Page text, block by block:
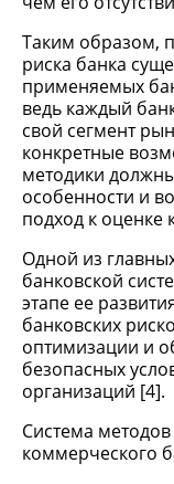
Таким образом,
риска банка
применяемых
ведь каждый
свой сегмент
конкретные
методики
особенности и
подход к оценке
Одной из
банковской
этапе ее
банковских
оптимизации и
безопасных
организаций [4].
Система
коммерческого